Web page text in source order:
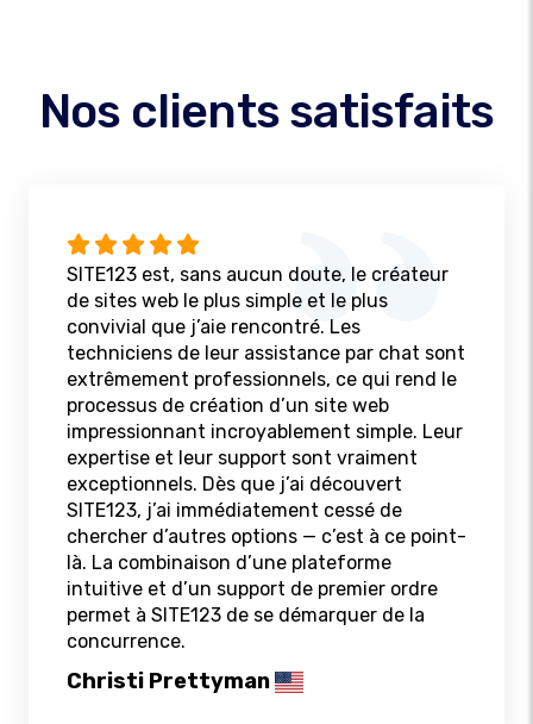
Nos clients satisfaits
SITE123 est, sans aucun doute, le créateur
de sites web le plus simple et le plus
convivial que j’aie rencontré. Les
techniciens de leur assistance par chat sont
extrêmement professionnels, ce qui rend le
processus de création d’un site web
impressionnant incroyablement simple. Leur
expertise et leur support sont vraiment
exceptionnels. Dès que j’ai découvert
SITE123, j’ai immédiatement cessé de
chercher d’autres options — c’est à ce point-
là. La combinaison d’une plateforme
intuitive et d’un support de premier ordre
permet à SITE123 de se démarquer de la
concurrence.
Christi Prettyman